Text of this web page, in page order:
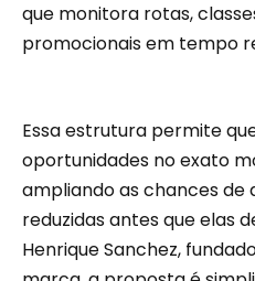
que monitora rotas,
promocionais em tempo
Essa estrutura permite
oportunidades no exato
ampliando as chances de
reduzidas antes que elas
Henrique Sanchez,